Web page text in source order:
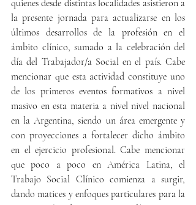
quienes desde distintas localidades asistieron a
la presente jornada para actualizarse en los
últimos desarrollos de la profesión en el
ámbito clínico, sumado a la celebración del
día del Trabajador/a Social en el país. Cabe
mencionar que esta actividad constituye uno
de los primeros eventos formativos a nivel
masivo en esta materia a nivel nivel nacional
en la Argentina, siendo un área emergente y
con proyecciones a fortalecer dicho ámbito
en el ejercicio profesional. Cabe mencionar
que poco a poco en América Latina, el
Trabajo Social Clínico comienza a surgir,
dando matices y enfoques particulares para la